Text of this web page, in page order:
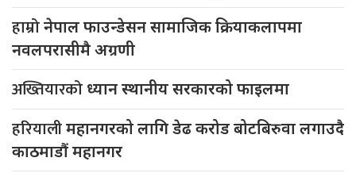
हाम्रोनेपाल फाउन्डेसन सामाजिक क्रियाकलापमा
नवलपरासीमै अग्रणी
अख्तियारको ध्यान स्थानीय सरकारको फाइलमा
हरियालीमहानगरको लागि डेढ करोड बोटबिरुवा लगाउदै
काठमाडौं महानगर